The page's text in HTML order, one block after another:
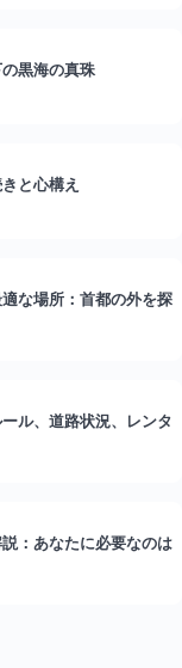
黒海の真珠
と心構え
な場所：首都の外を探
ル、道路状況、レンタ
：あなたに必要なのは